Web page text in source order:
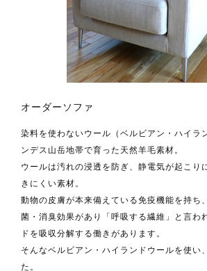
オーダーソファ
染料を使わないウール（ベルビアン・ハイラ
ンデス山岳地帯で育った天然羊毛素材。
ウールは汚れの浸透を防ぎ、静電気が起こり
きにくい素材。
動物の皮膚が本来備えている免疫機能を持ち
菌・消臭効果があり「呼吸する繊維」と言わ
ドを吸収分解する働きがあります。
そんなベルビアン・ハイランドウールを使い
た。